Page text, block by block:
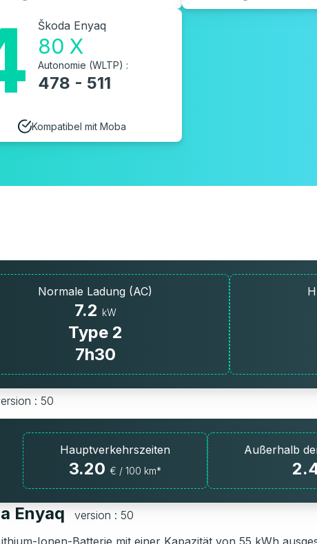
Škoda Enyaq
80 X
Autonomie (WLTP) :
478 - 511
Kompatibel mit Moba
Normale Ladung (AC)
7.2 kW
Type 2
7h30
: 50
Hauptverkehrszeiten
3.20 € / 100 km*
Außerhalb
Enyaq
version : 50
Ionen-Batterie mit einer Kapazität von 55 kWh